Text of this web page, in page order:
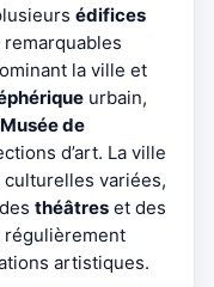
édifices
la ville et
urbain,
Musée de
d’art. La ville
variées,
théâtres et des
régulièrement
artistiques.